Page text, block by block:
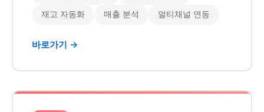
재고 자동화 매출 분석 멀티채널 연동
바로가기 →